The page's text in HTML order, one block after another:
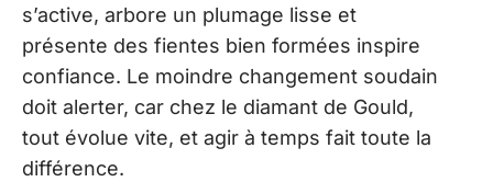
s’active, arbore un plumage lisse et
présente des fientes bien formées inspire
confiance. Le moindre changement soudain
doit alerter, car chez le diamant de Gould,
tout évolue vite, et agir à temps fait toute la
différence.